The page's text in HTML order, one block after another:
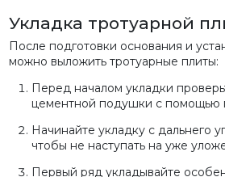
Укладка тротуарной
После подготовки основания и
можно выложить тротуарные плиты:
Перед началом укладки
цементной подушки с помощью
Начинайте укладку с дальнего
чтобы не наступать на уже
Первый ряд укладывайте